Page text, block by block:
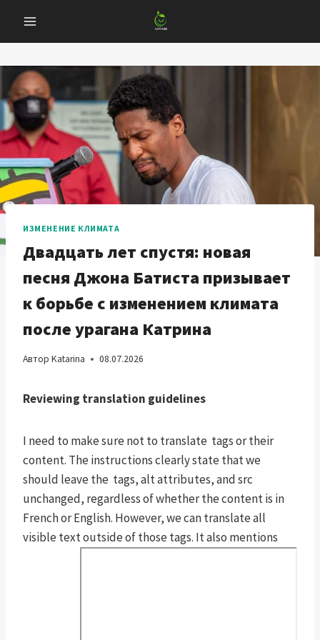
содержанию
ИЗМЕНЕНИЕ КЛИМАТА
Двадцать лет спустя: новая
песня Джона Батиста призывает
к борьбе с изменением климата
после урагана Катрина
Автор Katarina 08.07.2026
Reviewing translation guidelines
I need to make sure not to translate tags or their
content. The instructions clearly state that we
should leave the tags, alt attributes, and src
unchanged, regardless of whether the content is in
French or English. However, we can translate all
visible text outside of those tags. It also mentions